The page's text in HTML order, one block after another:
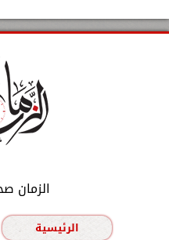
الزمان
الرئيسية